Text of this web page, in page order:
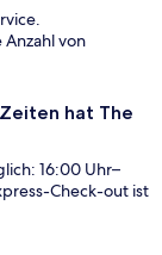
von
hat The
16:00 Uhr–
Check-out ist